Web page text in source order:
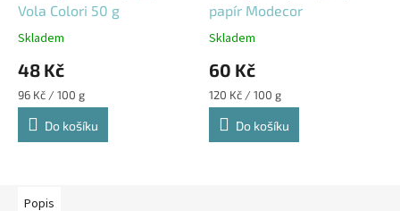
Vola Colori 50 g
Skladem
48 Kč
Měrná
cena:
96 Kč / 100 g
Do košíku
papír Modecor
Skladem
60 Kč
Měrná
cena:
120 Kč / 100 g
Do košíku
Popis